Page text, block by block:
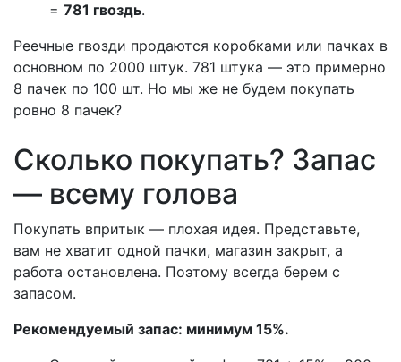
= 781 гвоздь.
Реечные гвозди продаются коробками или пачках в
основном по 2000 штук. 781 штука — это примерно
8 пачек по 100 шт. Но мы же не будем покупать
ровно 8 пачек?
Сколько покупать? Запас
— всему голова
Покупать впритык — плохая идея. Представьте,
вам не хватит одной пачки, магазин закрыт, а
работа остановлена. Поэтому всегда берем с
запасом.
Рекомендуемый запас: минимум 15%.